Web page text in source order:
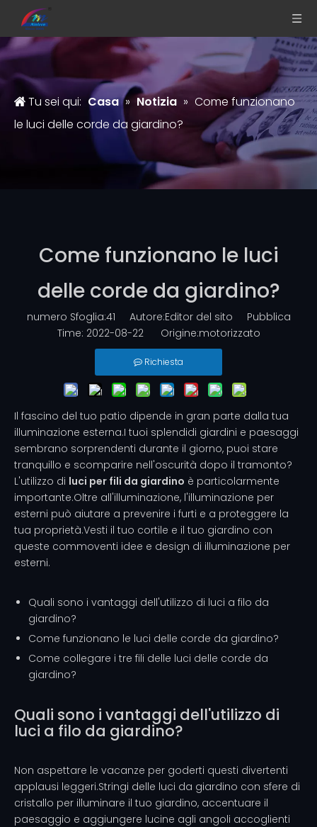
Tu sei qui: Casa » Notizia » Come funzionano
le luci delle corde da giardino?
Come funzionano le luci
delle corde da giardino?
numero Sfoglia:41 Autore:Editor del sito Pubblica
Time: 2022-08-22 Origine:motorizzato
Richiesta
Il fascino del tuo patio dipende in gran parte dalla tua
illuminazione esterna.I tuoi splendidi giardini e paesaggi
sembrano sorprendenti durante il giorno, puoi stare
tranquillo e scomparire nell'oscurità dopo il tramonto?
L'utilizzo di luci per fili da giardino è particolarmente
importante.Oltre all'illuminazione, l'illuminazione per
esterni può aiutare a prevenire i furti e a proteggere la
tua proprietà.Vesti il ​​tuo cortile e il tuo giardino con
queste commoventi idee e design di illuminazione per
esterni.
Quali sono i vantaggi dell'utilizzo di luci a filo da
giardino?
Come funzionano le luci delle corde da giardino?
Come collegare i tre fili delle luci delle corde da
giardino?
Quali sono i vantaggi dell'utilizzo di
luci a filo da giardino?
Non aspettare le vacanze per goderti questi divertenti
applausi leggeri.Stringi delle luci da giardino con sfere di
cristallo per illuminare il tuo giardino, accentuare il
paesaggio e aggiungere lucine agli angoli accoglienti